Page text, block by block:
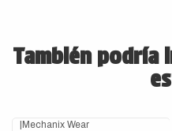
También podría
|Mechanix Wear